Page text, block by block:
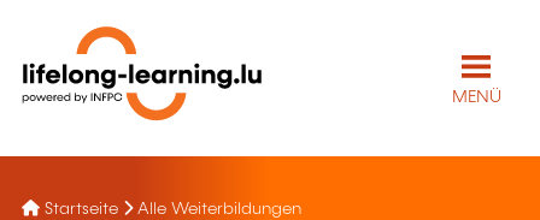
MENÜ
Startseite Alle Weiterbildungen